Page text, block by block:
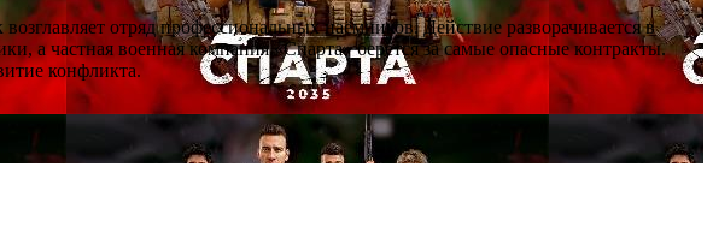
отряд профессиональных наёмников. Действие разворачивается в
а частная военная компания «Спарта» берётся за самые опасные контракты.
конфликта.